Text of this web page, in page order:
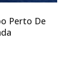
Perto De